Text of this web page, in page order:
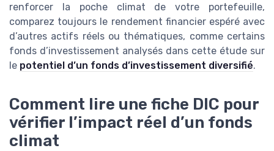
renforcer la poche climat de votre portefeuille,
comparez toujours le rendement financier espéré avec
d’autres actifs réels ou thématiques, comme certains
fonds d’investissement analysés dans cette étude sur
le potentiel d’un fonds d’investissement diversifié.
Comment lire une fiche DIC pour
vérifier l’impact réel d’un fonds
climat